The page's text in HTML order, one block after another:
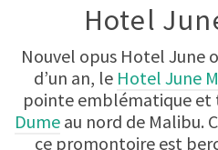
Hotel
Nouvel opus Hotel June
d’un an, le Hotel June
pointe emblématique et
Dumeau nord de Malibu.
ce promontoire est